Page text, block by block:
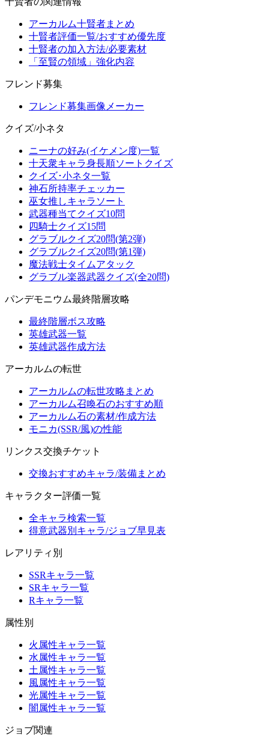
アーカルム十賢者まとめ
十賢者評価一覧/おすすめ優先度
十賢者の加入方法/必要素材
「至賢の領域」強化内容
フレンド募集
フレンド募集画像メーカー
クイズ/小ネタ
ニーナの好み(イケメン度)一覧
十天衆キャラ身長順ソートクイズ
クイズ･小ネタ一覧
神石所持率チェッカー
巫女推しキャラソート
武器種当てクイズ10問
四騎士クイズ15問
グラブルクイズ20問(第2弾)
グラブルクイズ20問(第1弾)
魔法戦士タイムアタック
グラブル楽器武器クイズ(全20問)
パンデモニウム最終階層攻略
最終階層ボス攻略
英雄武器一覧
英雄武器作成方法
アーカルムの転世
アーカルムの転世攻略まとめ
アーカルム召喚石のおすすめ順
アーカルム石の素材/作成方法
モニカ(SSR/風)の性能
リンクス交換チケット
交換おすすめキャラ/装備まとめ
キャラクター評価一覧
全キャラ検索一覧
得意武器別キャラ/ジョブ早見表
レアリティ別
SSRキャラ一覧
SRキャラ一覧
Rキャラ一覧
属性別
火属性キャラ一覧
水属性キャラ一覧
土属性キャラ一覧
風属性キャラ一覧
光属性キャラ一覧
闇属性キャラ一覧
ジョブ関連